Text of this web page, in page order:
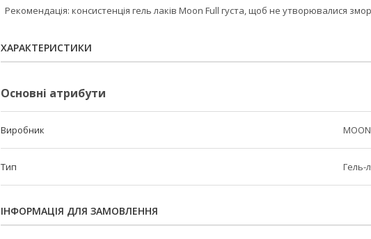
Рекомендація: консистенція гель лаків Moon Full густа, щоб не утворювалися
ХАРАКТЕРИСТИКИ
Основні атрибути
Виробник MOON
Тип Гель-
ІНФОРМАЦІЯ ДЛЯ ЗАМОВЛЕННЯ